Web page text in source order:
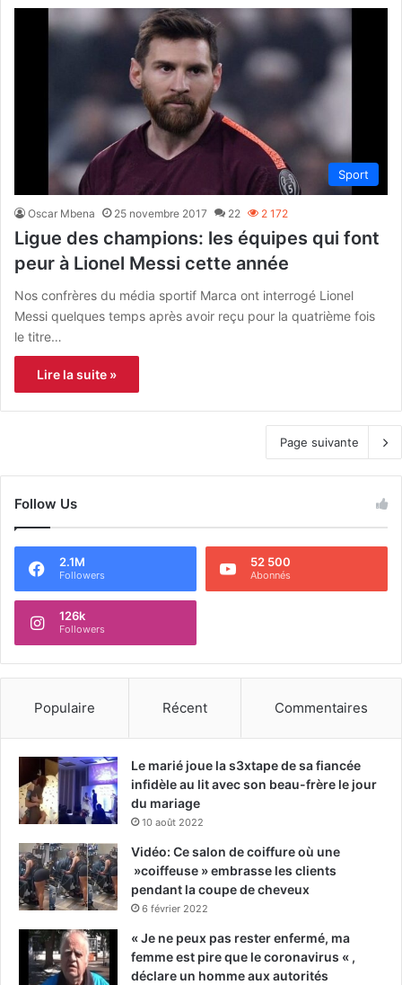
Sport
Oscar Mbena 25 novembre 2017 22 2 172
Ligue des champions: les équipes qui font
peur à Lionel Messi cette année
Nos confrères du média sportif Marca ont interrogé Lionel
Messi quelques temps après avoir reçu pour la quatrième fois
le titre…
Lire la suite »
Page suivante
Follow Us
2.1M
Followers
52 500
Abonnés
126k
Followers
Populaire Récent Commentaires
Le marié joue la s3xtape de sa fiancée
infidèle au lit avec son beau-frère le jour
du mariage
10 août 2022
Vidéo: Ce salon de coiffure où une
»coiffeuse » embrasse les clients
pendant la coupe de cheveux
6 février 2022
« Je ne peux pas rester enfermé, ma
femme est pire que le coronavirus « ,
déclare un homme aux autorités